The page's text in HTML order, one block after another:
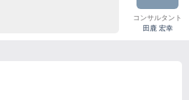
コンサルタント
田鹿 宏幸